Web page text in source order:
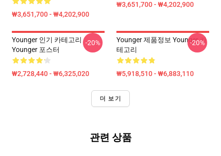
₩3,651,700 - ₩4,202,900
₩3,651,700 - ₩4,202,900
Younger 인기 카테고리
Younger 포스터
₩2,728,440 - ₩6,325,020
-20%
Younger 제품정보 Younger 카
테고리
₩5,918,510 - ₩6,883,110
-20%
더 보기
관련 상품